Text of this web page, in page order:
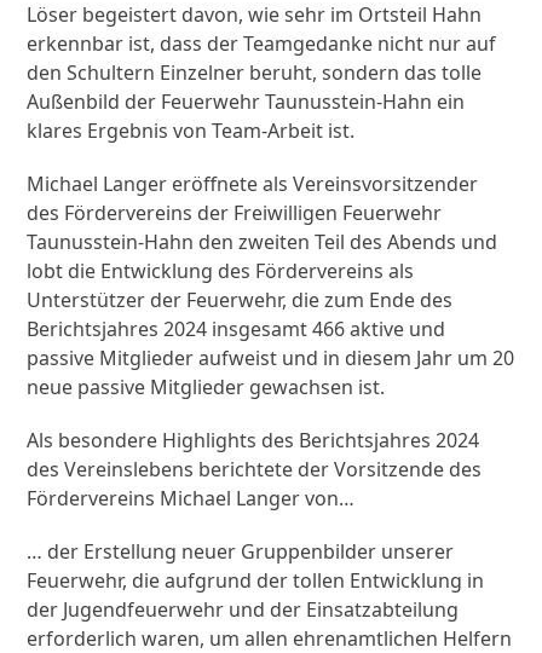
Löser begeistert davon, wie sehr im Ortsteil Hahn
erkennbar ist, dass der Teamgedanke nicht nur auf
den Schultern Einzelner beruht, sondern das tolle
Außenbild der Feuerwehr Taunusstein-Hahn ein
klares Ergebnis von Team-Arbeit ist.
Michael Langer eröffnete als Vereinsvorsitzender
des Fördervereins der Freiwilligen Feuerwehr
Taunusstein-Hahn den zweiten Teil des Abends und
lobt die Entwicklung des Fördervereins als
Unterstützer der Feuerwehr, die zum Ende des
Berichtsjahres 2024 insgesamt 466 aktive und
passive Mitglieder aufweist und in diesem Jahr um 20
neue passive Mitglieder gewachsen ist.
Als besondere Highlights des Berichtsjahres 2024
des Vereinslebens berichtete der Vorsitzende des
Fördervereins Michael Langer von…
… der Erstellung neuer Gruppenbilder unserer
Feuerwehr, die aufgrund der tollen Entwicklung in
der Jugendfeuerwehr und der Einsatzabteilung
erforderlich waren, um allen ehrenamtlichen Helfern